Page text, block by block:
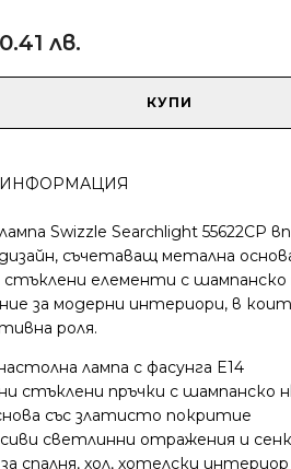
лв.
КУПИ
ИНФОРМАЦИЯ
Swizzle Searchlight 55622CP
съчетаващ метална
елементи с
за модерни интериори, в
роля.
лампа с фасунга E14
стъклени пръчки с шампанско
със златисто покритие
светлинни отражения и
спалня, хол, хотелски